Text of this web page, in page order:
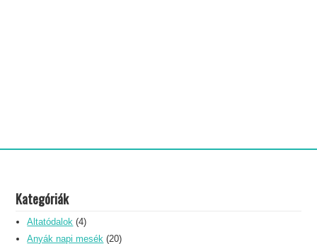
Kategóriák
Altatódalok (4)
Anyák napi mesék (20)